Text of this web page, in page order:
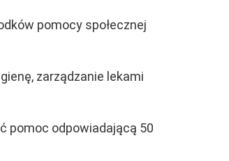
pomocy społecznej
zarządzanie lekami
pomoc odpowiadającą 50